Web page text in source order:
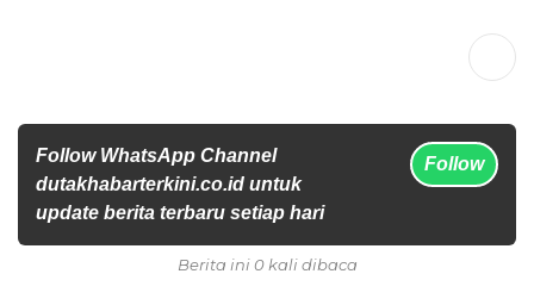
Follow WhatsApp Channel
dutakhabarterkini.co.id untuk
update berita terbaru setiap hari
Follow
Berita ini 0 kali dibaca